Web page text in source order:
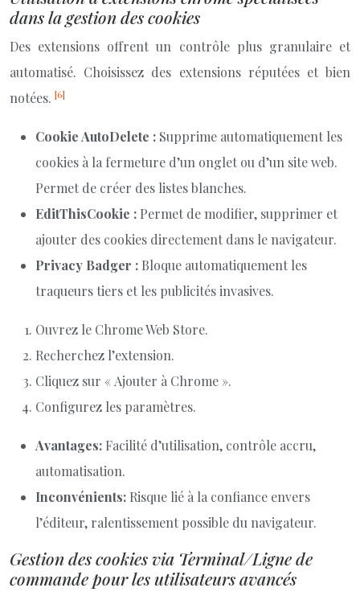
dans la gestion des cookies
Des extensions offrent un contrôle plus granulaire et
automatisé. Choisissez des extensions réputées et bien
notées. [6]
Cookie AutoDelete : Supprime automatiquement les
cookies à la fermeture d’un onglet ou d’un site web.
Permet de créer des listes blanches.
EditThisCookie : Permet de modifier, supprimer et
ajouter des cookies directement dans le navigateur.
Privacy Badger : Bloque automatiquement les
traqueurs tiers et les publicités invasives.
Ouvrez le Chrome Web Store.
Recherchez l’extension.
Cliquez sur « Ajouter à Chrome ».
Configurez les paramètres.
Avantages: Facilité d’utilisation, contrôle accru,
automatisation.
Inconvénients: Risque lié à la confiance envers
l’éditeur, ralentissement possible du navigateur.
Gestion des cookies via Terminal/Ligne de
commande pour les utilisateurs avancés